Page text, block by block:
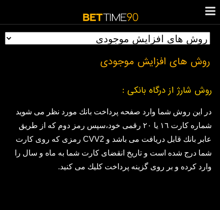
روش های افزایش موجودی
روش شارژ از درگاه بانكى :
در اين روش شما وارد صفحه پرداخت بانك مورد نظر مى شويد
شماره كارت ١٦ يا ٢٠ رقمى خود،سپس رمز دوم كه از طريق
عابر بانك قابل دريافت مى باشد و CVV2 رمزى كه روى كارت
شما درج شده است و تاريخ انقضاى كارت شما به ماه و سال را
وارد كرده و بر روى گزينه پرداخت كليك مى كنيد.